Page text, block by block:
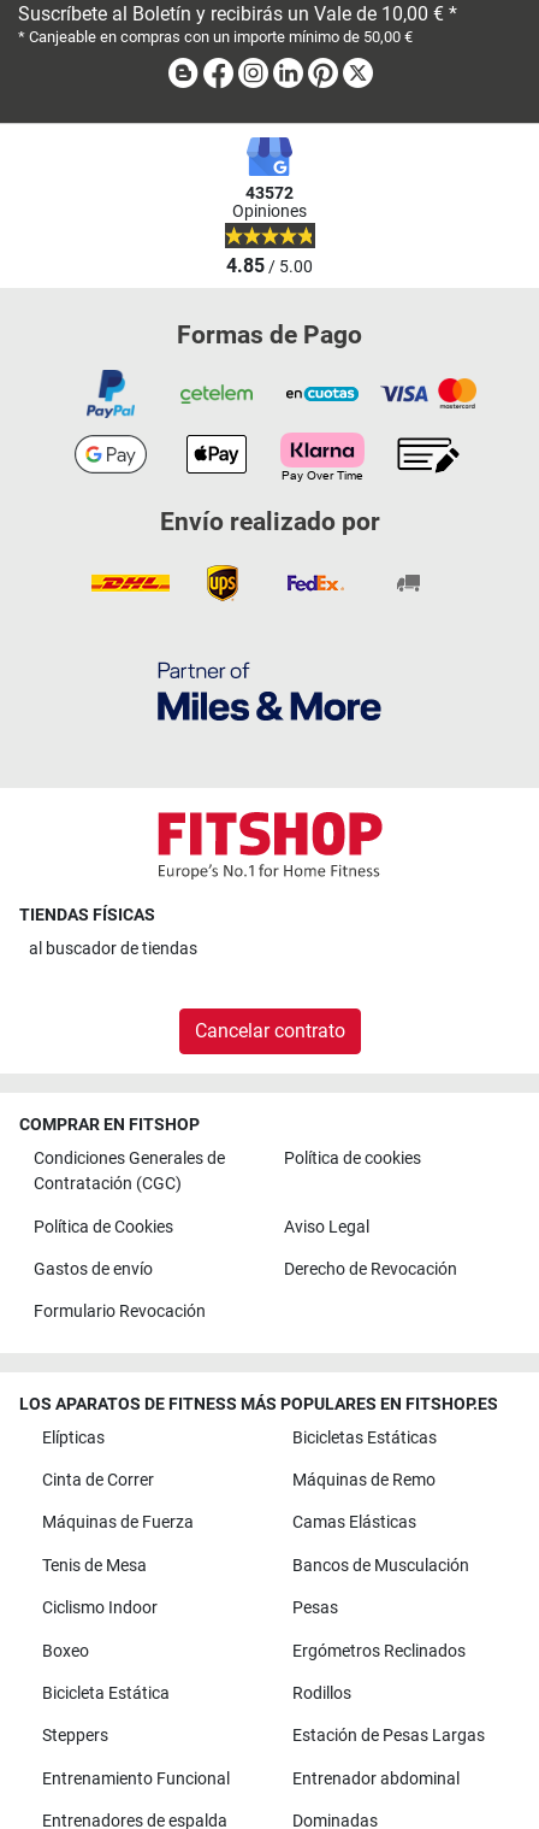
Suscríbete al Boletín y recibirás un Vale de 10,00 € *
* Canjeable en compras con un importe mínimo de 50,00 €
BlogFacebook
Instagram
LinkedinPinterest
43572
Opiniones
4.85/ 5.00
Formas de Pago
Envío realizado por
TIENDAS FÍSICAS
al buscador de tiendas
Cancelar contrato
COMPRAR EN FITSHOP
Condiciones Generales de
Contratación (CGC)
Política de cookies
Política de Cookies Aviso Legal
Gastos de envío Derecho de Revocación
Formulario Revocación
LOS APARATOS DE FITNESS MÁS POPULARES EN FITSHOP.ES
Elípticas
Bicicletas Estáticas
Cinta de Correr Máquinas de Remo
Máquinas de Fuerza Camas Elásticas
Tenis de Mesa Bancos de Musculación
Ciclismo Indoor Pesas
Boxeo Ergómetros Reclinados
Bicicleta Estática Rodillos
Steppers Estación de Pesas Largas
Entrenamiento Funcional Entrenador abdominal
Entrenadores de espalda Dominadas